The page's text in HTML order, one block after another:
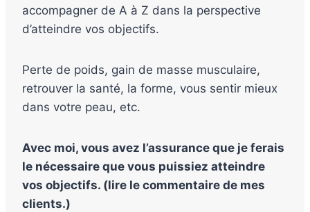
accompagner de A à Z dans la perspective
d’atteindre vos objectifs.
Perte de poids, gain de masse musculaire,
retrouver la santé, la forme, vous sentir mieux
dans votre peau, etc.
Avec moi, vous avez l’assurance que je ferais
le nécessaire que vous puissiez atteindre
vos objectifs. (lire le commentaire de mes
clients.)